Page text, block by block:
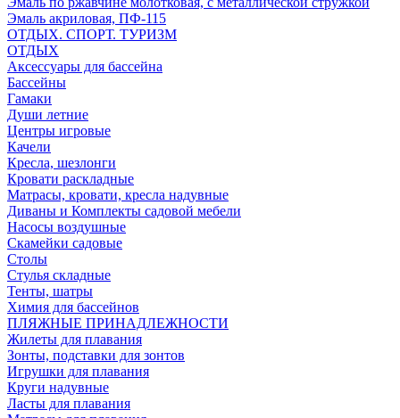
Эмаль акриловая, ПФ-115
ОТДЫХ. СПОРТ. ТУРИЗМ
ОТДЫХ
Аксессуары для бассейна
Бассейны
Гамаки
Души летние
Центры игровые
Качели
Кресла, шезлонги
Кровати раскладные
Матрасы, кровати, кресла надувные
Диваны и Комплекты садовой мебели
Насосы воздушные
Скамейки садовые
Столы
Стулья складные
Тенты, шатры
Химия для бассейнов
ПЛЯЖНЫЕ ПРИНАДЛЕЖНОСТИ
Жилеты для плавания
Зонты, подставки для зонтов
Игрушки для плавания
Круги надувные
Ласты для плавания